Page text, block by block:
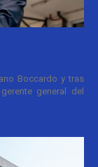
Boccardo y tras
general del